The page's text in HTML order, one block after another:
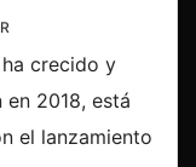
crecido y
2018, está
el lanzamiento